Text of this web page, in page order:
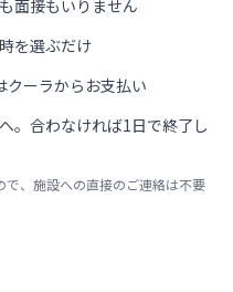
面接もいりません
を選ぶだけ
クーラからお支払い
。合わなければ1日で終了し
で、施設への直接のご連絡は不要